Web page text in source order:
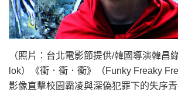
（照片：台北電影節提供/韓國導演韓昌
lok）《衝．衝．衝》（Funky Freaky
影像直擊校園霸凌與深偽犯罪下的失序青